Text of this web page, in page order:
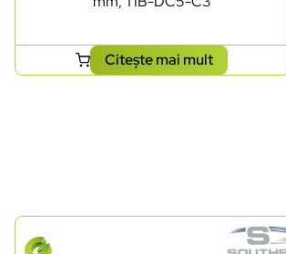
Citește mai mult